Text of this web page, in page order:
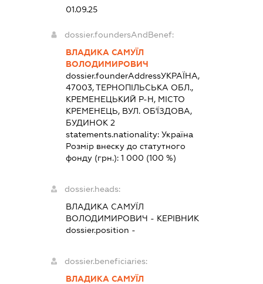
01.09.25
dossier.foundersAndBenef:
ВЛАДИКА САМУЇЛ
ВОЛОДИМИРОВИЧ
dossier.founderAddressУКРАЇНА,
47003, ТЕРНОПІЛЬСЬКА ОБЛ.,
КРЕМЕНЕЦЬКИЙ Р-Н, МІСТО
КРЕМЕНЕЦЬ, ВУЛ. ОБ'ЇЗДОВА,
БУДИНОК 2
statements.nationality: Україна
Розмір внеску до статутного
фонду (грн.): 1 000 (100 %)
dossier.heads:
ВЛАДИКА САМУЇЛ
ВОЛОДИМИРОВИЧ - КЕРІВНИК
dossier.position -
dossier.beneficiaries:
ВЛАДИКА САМУЇЛ